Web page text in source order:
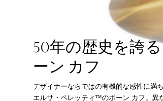
50年の歴史を誇
ーン カフ
デザイナーならではの有機的な感性に満ち
エルサ・ペレッティ™のボーン カフ。異